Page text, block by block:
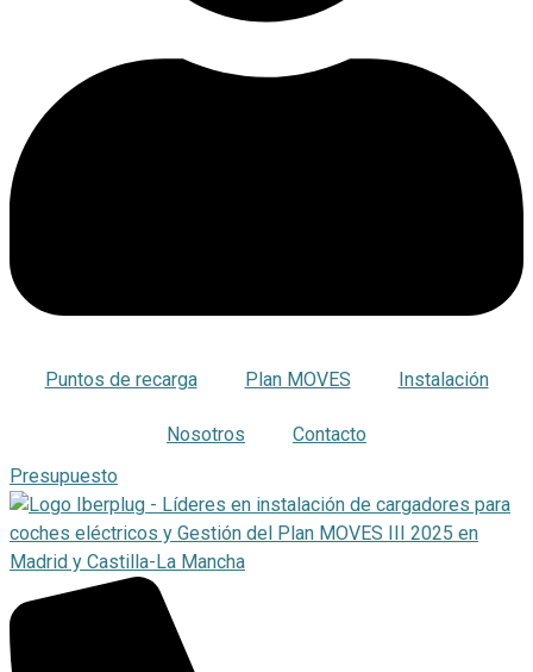
Puntos de recarga Plan MOVES Instalación
Nosotros
Contacto
Presupuesto